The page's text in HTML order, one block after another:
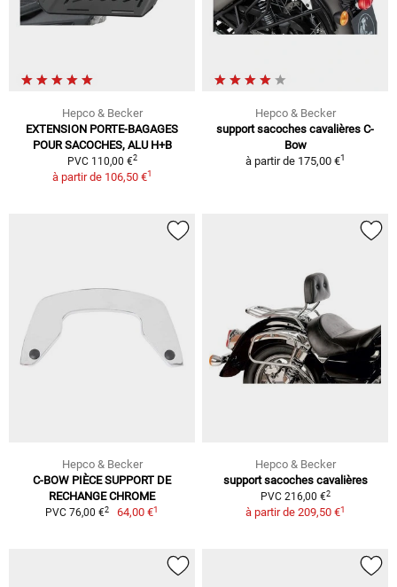
Hepco & Becker
EXTENSION PORTE-BAGAGES
POUR SACOCHES, ALU H+B
PVC 110,00 €2
à partir de 106,50 €1
Hepco & Becker
support sacoches cavalières C-
Bow
à partir de 175,00 €1
Hepco & Becker
C-BOW PIÈCE SUPPORT DE
RECHANGE CHROME
PVC 76,00 €2 64,00 €1
Hepco & Becker
support sacoches cavalières
PVC 216,00 €2
à partir de 209,50 €1